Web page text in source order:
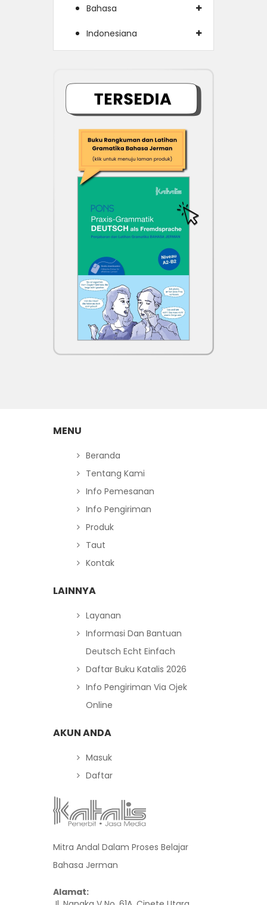
Bahasa
Indonesiana
MENU
Beranda
Tentang Kami
Info Pemesanan
Info Pengiriman
Produk
Taut
Kontak
LAINNYA
Layanan
Informasi Dan Bantuan
Deutsch Echt Einfach
Daftar Buku Katalis 2026
Info Pengiriman Via Ojek
Online
AKUN ANDA
Masuk
Daftar
Mitra Andal Dalam Proses Belajar
Bahasa Jerman
Alamat: